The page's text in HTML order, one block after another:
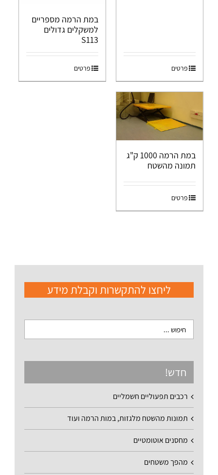
פרטים
במת הרמה מספריים
למשקלים גדולים
S113
פרטים
במת הרמה 1000 ק"ג
תמונה מהשטח
פרטים
ליחצו להתקשרות וקבלת מידע
חדש!
רכבים תפעוליים חשמליים
תמונות מהשטח מלגזות, במות הרמה ועוד
מחסנים אוטומטיים
מהפך משטחים